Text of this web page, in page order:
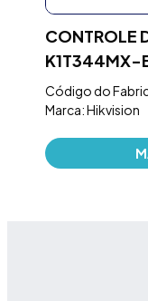
CONTROLE
K1T344MX-
Código do
Marca: Hikvision